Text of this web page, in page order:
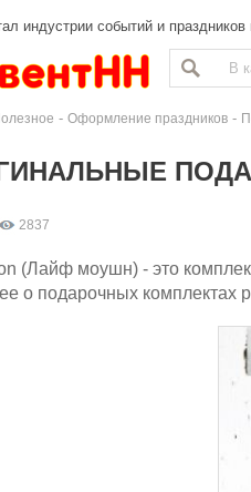
индустрии событий и праздников
- Оформление праздников -
2837
(Лайф моушн) - это
о подарочных комплектах